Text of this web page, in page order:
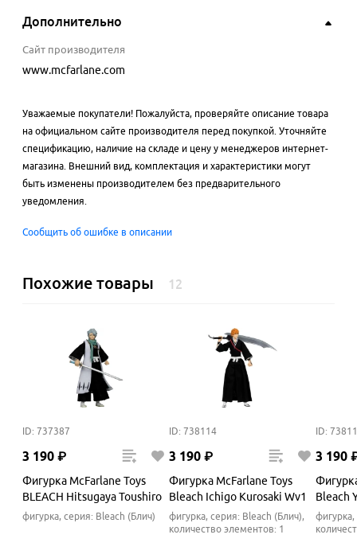
Дополнительно
Сайт производителя
www.mcfarlane.com
Уважаемые покупатели! Пожалуйста, проверяйте описание товара
на официальном сайте производителя перед покупкой. Уточняйте
спецификацию, наличие на складе и цену у менеджеров интернет-
магазина. Внешний вид, комплектация и характеристики могут
быть изменены производителем без предварительного
уведомления.
Сообщить об ошибке в описании
Похожие товары 12
ID: 737387
3 190 ₽
Фигурка McFarlane Toys
BLEACH Hitsugaya Toushiro
фигурка, серия: Bleach (Блич)
ID: 738114
3 190 ₽
Фигурка McFarlane Toys
Bleach Ichigo Kurosaki Wv1
фигурка, серия: Bleach (Блич),
количество элементов: 1
ID:
3 190
Bleach